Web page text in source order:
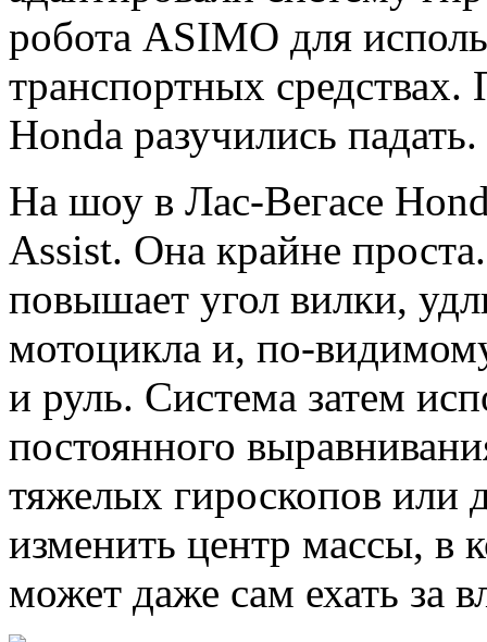
робота ASIMO для
транспортных
Honda разучились падать.
На шоу в Лас-Вегасе
Assist. Она крайне
повышает угол вилки,
мотоцикла и, по-
и руль. Система затем
постоянного
тяжелых гироскопов или
изменить центр массы, в
может даже сам ехать за